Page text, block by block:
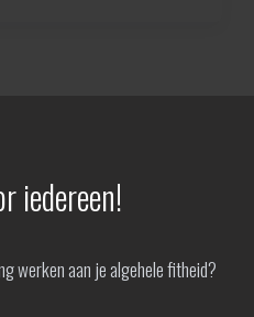
iedereen!
werken aan je algehele fitheid?